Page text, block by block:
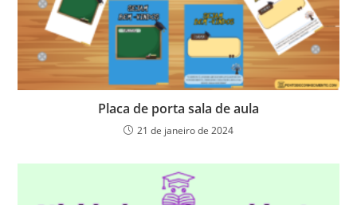
Placa de porta sala de aula
21 de janeiro de 2024